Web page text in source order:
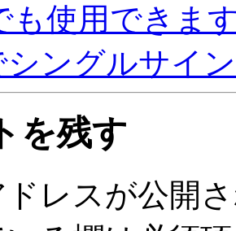
も使用できま
ングルサイ
を残す
ドレスが公開